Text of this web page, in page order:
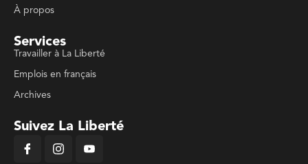
À propos
Services
Travailler à La Liberté
Emplois en français
Archives
Suivez La Liberté